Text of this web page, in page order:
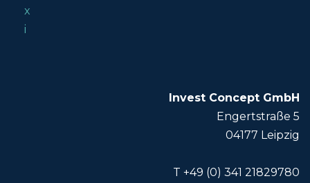
x
i
Invest Concept GmbH
Engertstraße 5
04177 Leipzig
T +49 (0) 341 21829780